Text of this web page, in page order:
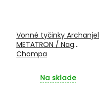
Vonné tyčinky Archanjel
METATRON / Nag
Champa
Na sklade